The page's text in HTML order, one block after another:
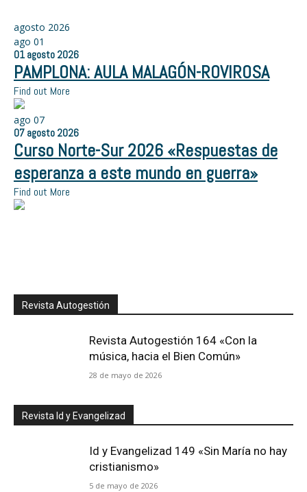
agosto 2026
ago 01
01 agosto 2026
PAMPLONA: AULA MALAGÓN-ROVIROSA
Find out More
ago 07
07 agosto 2026
Curso Norte-Sur 2026 «Respuestas de
esperanza a este mundo en guerra»
Find out More
Revista Autogestión
Revista Autogestión 164 «Con la
música, hacia el Bien Común»
28 de mayo de 2026
Revista Id y Evangelizad
Id y Evangelizad 149 «Sin María no hay
cristianismo»
5 de mayo de 2026